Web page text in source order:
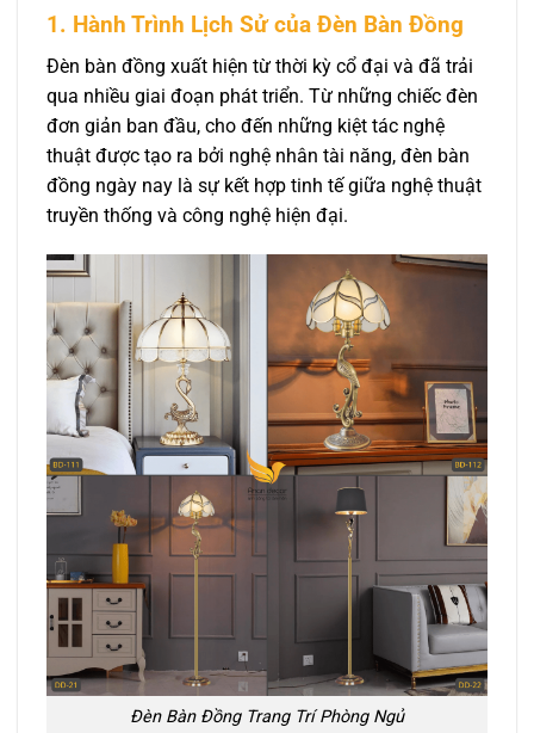
1. Hành Trình Lịch Sử của Đèn Bàn Đồng
Đèn bàn đồng xuất hiện từ thời kỳ cổ đại và đã trải
qua nhiều giai đoạn phát triển. Từ những chiếc đèn
đơn giản ban đầu, cho đến những kiệt tác nghệ
thuật được tạo ra bởi nghệ nhân tài năng, đèn bàn
đồng ngày nay là sự kết hợp tinh tế giữa nghệ thuật
truyền thống và công nghệ hiện đại.
Đèn Bàn Đồng Trang Trí Phòng Ngủ